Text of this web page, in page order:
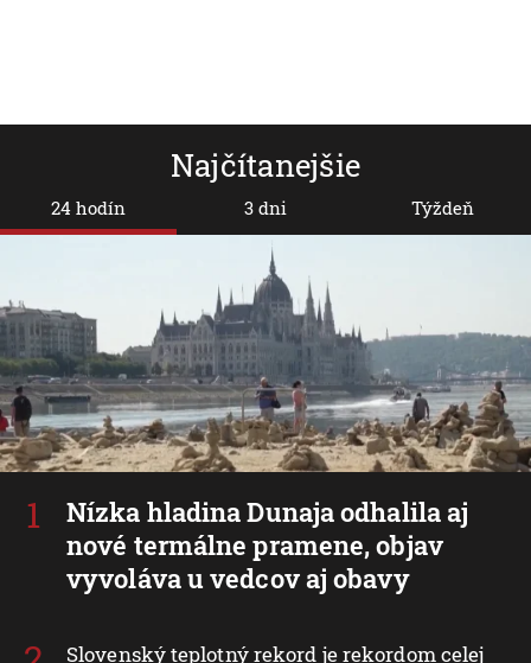
Najčítanejšie
24 hodín
Nízka hladina Dunaja odhalila aj
nové termálne pramene, objav
vyvoláva u vedcov aj obavy
Slovenský teplotný rekord je rekordom celej
3 dni Týždeň